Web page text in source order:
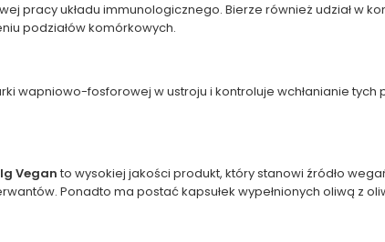
pracy układu immunologicznego. Bierze również udział w
podziałów komórkowych.
wapniowo-fosforowej w ustroju i kontroluje wchłanianie
Vegan to wysokiej jakości produkt, który stanowi źródło
Ponadto ma postać kapsułek wypełnionych oliwą z